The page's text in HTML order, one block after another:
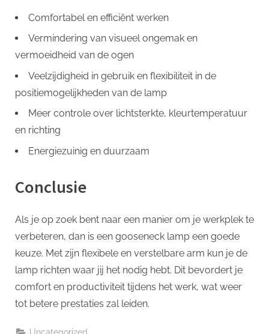
Comfortabel en efficiënt werken
Vermindering van visueel ongemak en
vermoeidheid van de ogen
Veelzijdigheid in gebruik en flexibiliteit in de
positiemogelijkheden van de lamp
Meer controle over lichtsterkte, kleurtemperatuur
en richting
Energiezuinig en duurzaam
Conclusie
Als je op zoek bent naar een manier om je werkplek te
verbeteren, dan is een gooseneck lamp een goede
keuze. Met zijn flexibele en verstelbare arm kun je de
lamp richten waar jij het nodig hebt. Dit bevordert je
comfort en productiviteit tijdens het werk, wat weer
tot betere prestaties zal leiden.
Uncategorized